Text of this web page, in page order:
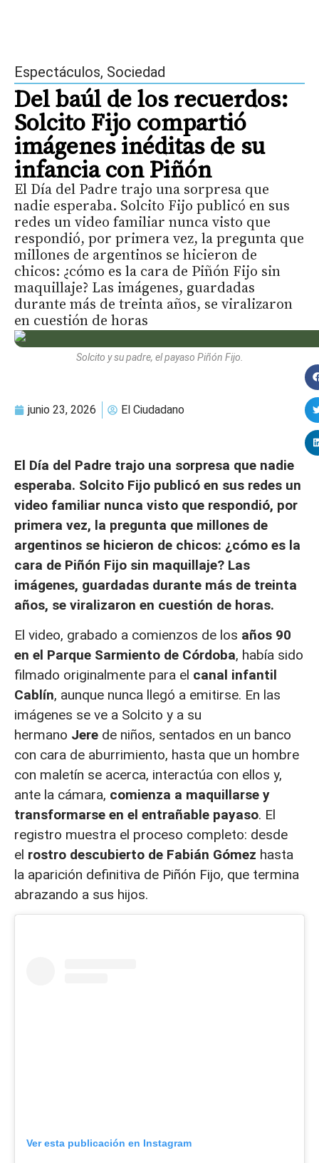
Espectáculos, Sociedad
Del baúl de los recuerdos:
Solcito Fijo compartió
imágenes inéditas de su
infancia con Piñón
El Día del Padre trajo una sorpresa que
nadie esperaba. Solcito Fijo publicó en sus
redes un video familiar nunca visto que
respondió, por primera vez, la pregunta que
millones de argentinos se hicieron de
chicos: ¿cómo es la cara de Piñón Fijo sin
maquillaje? Las imágenes, guardadas
durante más de treinta años, se viralizaron
en cuestión de horas
Solcito y su padre, el payaso Piñón Fijo.
junio 23, 2026 El Ciudadano
El Día del Padre trajo una sorpresa que nadie
esperaba. Solcito Fijo publicó en sus redes un
video familiar nunca visto que respondió, por
primera vez, la pregunta que millones de
argentinos se hicieron de chicos: ¿cómo es la
cara de Piñón Fijo sin maquillaje? Las
imágenes, guardadas durante más de treinta
años, se viralizaron en cuestión de horas.
El video, grabado a comienzos de los años 90
en el Parque Sarmiento de Córdoba, había sido
filmado originalmente para el canal infantil
Cablín, aunque nunca llegó a emitirse. En las
imágenes se ve a Solcito y a su
hermano Jere de niños, sentados en un banco
con cara de aburrimiento, hasta que un hombre
con maletín se acerca, interactúa con ellos y,
ante la cámara, comienza a maquillarse y
transformarse en el entrañable payaso. El
registro muestra el proceso completo: desde
el rostro descubierto de Fabián Gómez hasta
la aparición definitiva de Piñón Fijo, que termina
abrazando a sus hijos.
Ver esta publicación en Instagram